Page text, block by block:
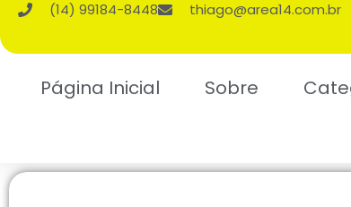
(14) 99184-8448 thiago@area14.com.br
Página Inicial Sobre